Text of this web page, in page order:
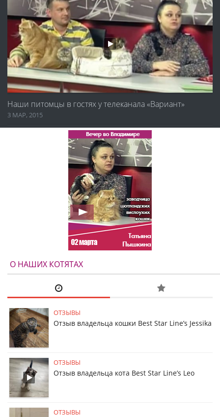
Наши питомцы в гостях у телеканала «Вариант»
3 МАР, 2015
О НАШИХ КОТЯТАХ
ОТЗЫВЫ
Отзыв владельца кошки Best Star Line’s Jessika
ОТЗЫВЫ
Отзыв владельца кота Best Star Line’s Leo
ОТЗЫВЫ